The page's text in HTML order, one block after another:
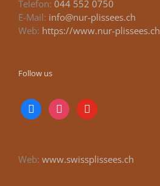
Telefon: 044 552 0750
E-Mail: info@nur-plissees.ch
Web: https://www.nur-plissees.ch
Follow us
facebookinstagramyoutube
Web: www.swissplissees.ch